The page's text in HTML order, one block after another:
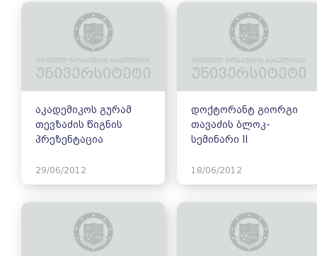
აკადემიკოს გურამ
თევზაძის წიგნის
პრეზენტაცია
29/06/2012
დოქტორანტ გიორგი
თავაძის ბლოკ-
სემინარი II
18/06/2012